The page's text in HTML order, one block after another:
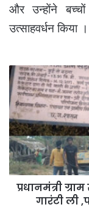
और उन्होंने
उत्साहवर्धन किया ।
प्रधानमंत्री
ग्राम
सड़क
योजना
-ठेकेदार
ने
पांच
साल
की
गारंटी
प्रधानमंत्री
गारंटी ली